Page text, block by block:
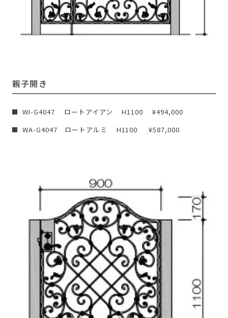
親子開き
WI-G4047 ロートアイアン H1100 ¥494,000
WA-G4047 ロートアルミ H1100 ¥587,000